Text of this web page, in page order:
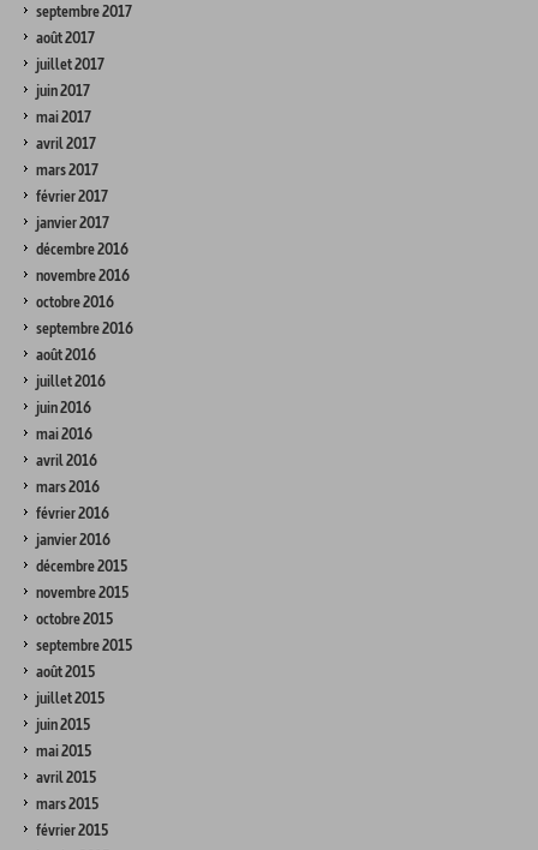
septembre 2017
août 2017
juillet 2017
juin 2017
mai 2017
avril 2017
mars 2017
février 2017
janvier 2017
décembre 2016
novembre 2016
octobre 2016
septembre 2016
août 2016
juillet 2016
juin 2016
mai 2016
avril 2016
mars 2016
février 2016
janvier 2016
décembre 2015
novembre 2015
octobre 2015
septembre 2015
août 2015
juillet 2015
juin 2015
mai 2015
avril 2015
mars 2015
février 2015